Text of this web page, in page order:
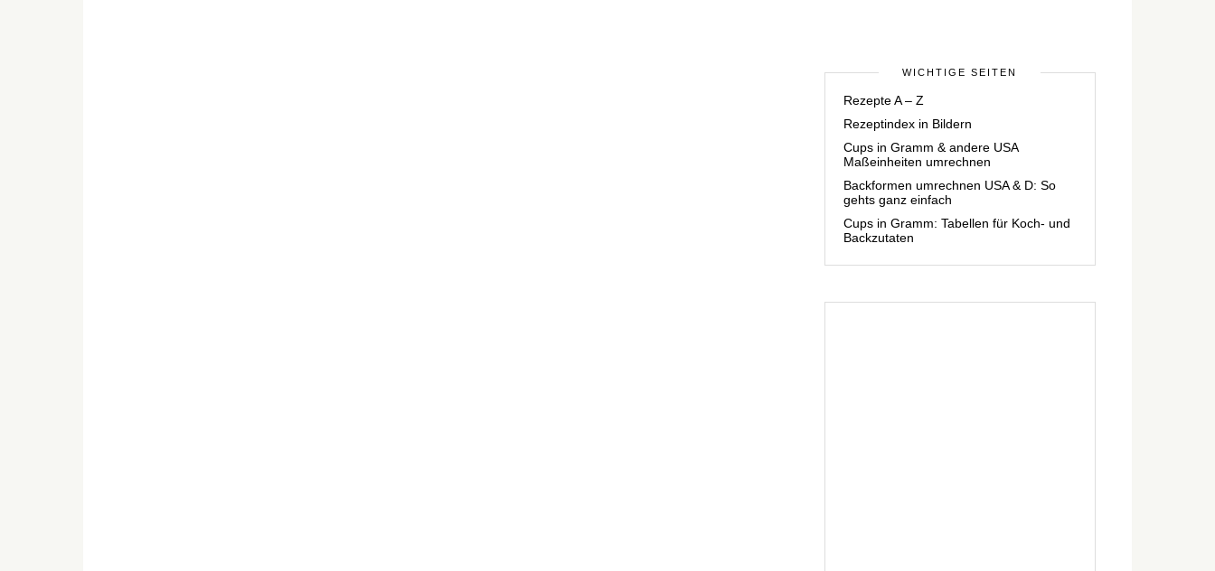
WICHTIGE SEITEN
Rezepte A – Z
Rezeptindex in Bildern
Cups in Gramm & andere USA
Maßeinheiten umrechnen
Backformen umrechnen USA & D: So
gehts ganz einfach
Cups in Gramm: Tabellen für Koch- und
Backzutaten